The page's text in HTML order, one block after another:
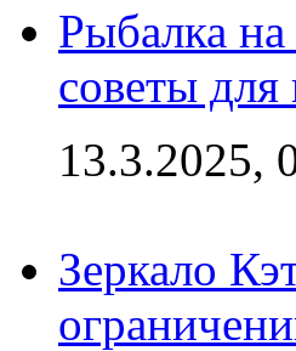
Рыбалка
советы
13.3.2025,
Зеркало